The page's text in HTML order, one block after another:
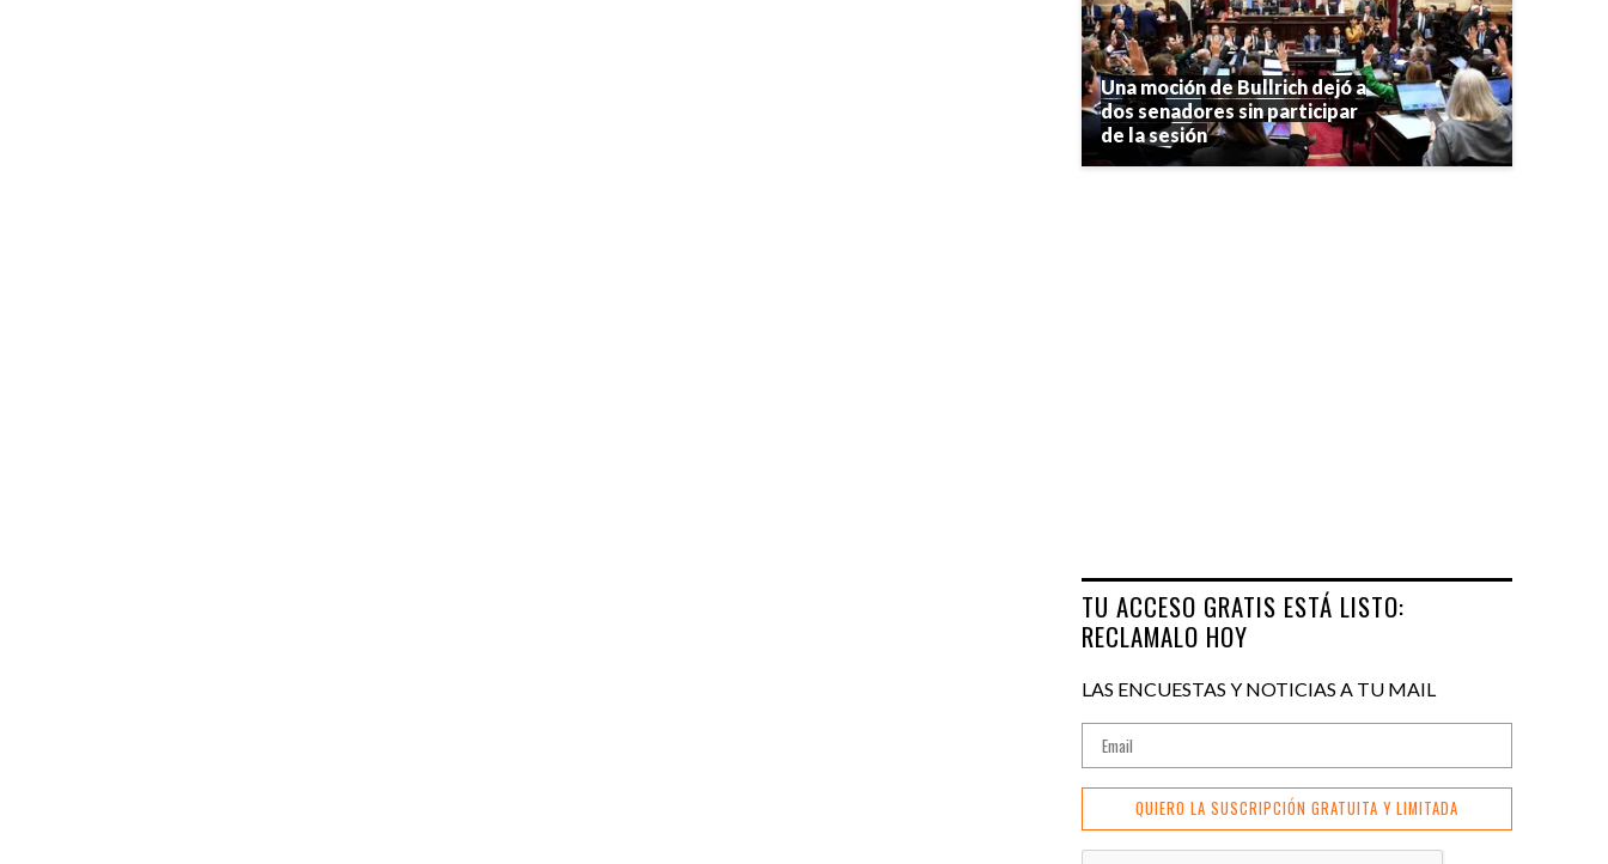
Una moción de Bullrich dejó a
dos senadores sin participar
de la sesión
TU ACCESO GRATIS ESTÁ LISTO:
RECLAMALO HOY
LAS ENCUESTAS Y NOTICIAS A TU MAIL
QUIERO LA SUSCRIPCIÓN GRATUITA Y LIMITADA